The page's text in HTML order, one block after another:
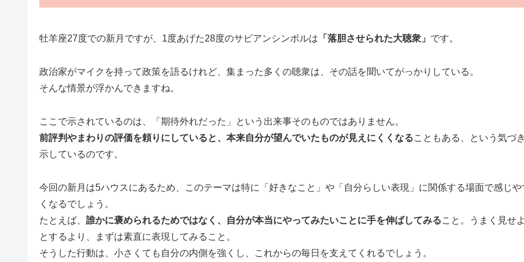
牡羊座27度での新月ですが、1度あげた28度のサビアンシンボルは 「落胆させられた大聴衆」 です。
政治家がマイクを持って政策を語るけれど、集まった多くの聴衆は、その話を聞いてがっかりしている。
そんな情景が浮かんできますね。
ここで示されているのは、「期待外れだった」という出来事そのものではありません。
前評判やまわりの評価を頼りにしていると、本来自分が望んでいたものが見えにくくなることもある、という気づ
示しているのです。
今回の新月は5ハウスにあるため、このテーマは特に「好きなこと」や「自分らしい表現」に関係する場面で感じや
くなるでしょう。
たとえば、 誰かに褒められるためではなく、自分が本当にやってみたいことに手を伸ばしてみること。うまく見せ
とするより、まずは素直に表現してみること。
そうした行動は、小さくても自分の内側を強くし、これからの毎日を支えてくれるでしょう。